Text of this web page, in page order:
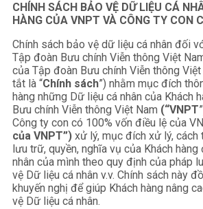
CHÍNH SÁCH BẢO VỆ DỮ LIỆU CÁ
HÀNG CỦA VNPT VÀ CÔNG TY CON
Chính sách bảo vệ dữ liệu cá nhân đối
Tập đoàn Bưu chính Viễn thông Việt
của Tập đoàn Bưu chính Viễn thông
tắt là “Chính sách”) nhằm mục đích
hàng những Dữ liệu cá nhân của Khách
Bưu chính Viễn thông Việt Nam (“VNPT
Công ty con có 100% vốn điều lệ của
của VNPT”) xử lý, mục đích xử lý, cách
lưu trữ, quyền, nghĩa vụ của Khách
nhân của mình theo quy định của pháp
vệ Dữ liệu cá nhân v.v. Chính sách này
khuyến nghị để giúp Khách hàng nâng
vệ Dữ liệu cá nhân.